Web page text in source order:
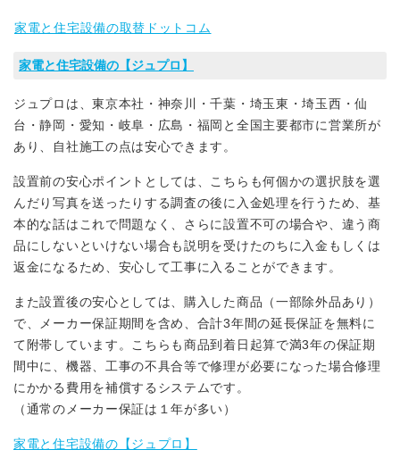
家電と住宅設備の取替ドットコム
家電と住宅設備の【ジュプロ】
ジュプロは、東京本社・神奈川・千葉・埼玉東・埼玉西・仙
台・静岡・愛知・岐阜・広島・福岡と全国主要都市に営業所が
あり、自社施工の点は安心できます。
設置前の安心ポイントとしては、こちらも何個かの選択肢を選
んだり写真を送ったりする調査の後に入金処理を行うため、基
本的な話はこれで問題なく、さらに設置不可の場合や、違う商
品にしないといけない場合も説明を受けたのちに入金もしくは
返金になるため、安心して工事に入ることができます。
また設置後の安心としては、購入した商品（一部除外品あり）
で、メーカー保証期間を含め、合計3年間の延長保証を無料に
て附帯しています。こちらも商品到着日起算で満3年の保証期
間中に、機器、工事の不具合等で修理が必要になった場合修理
にかかる費用を補償するシステムです。
（通常のメーカー保証は１年が多い）
家電と住宅設備の【ジュプロ】